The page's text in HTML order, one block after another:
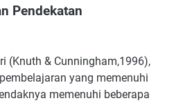
Pendekatan
(Knuth & Cunningham,1996),
yang memenuhi
memenuhi beberapa